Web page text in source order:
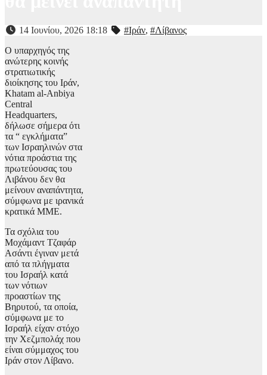
14 Ιουνίου, 2026 18:18 #Ιράν, #Λίβανος
Ο υπαρχηγός της
ανώτερης κοινής
στρατιωτικής
διοίκησης του Ιράν,
Khatam al-Anbiya
Central
Headquarters,
δήλωσε σήμερα ότι
τα “ εγκλήματα”
των Ισραηλινών στα
νότια προάστια της
πρωτεύουσας του
Λιβάνου δεν θα
μείνουν αναπάντητα,
σύμφωνα με ιρανικά
κρατικά ΜΜΕ.
Τα σχόλια του
Μοχάμαντ Τζαφάρ
Ασάντι έγιναν μετά
από τα πλήγματα
του Ισραήλ κατά
των νότιων
προαστίων της
Βηρυτού, τα οποία,
σύμφωνα με το
Ισραήλ είχαν στόχο
την Χεζμπολάχ που
είναι σύμμαχος του
Ιράν στον Λίβανο.